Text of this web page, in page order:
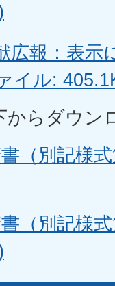
広報：表示
イル:
からダウン
（別記様
（別記様